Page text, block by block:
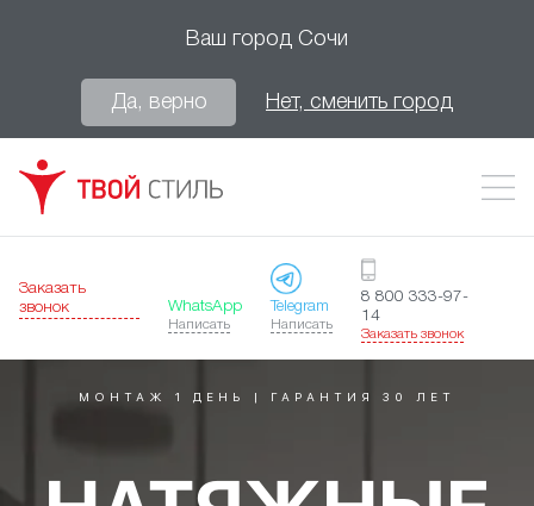
Ваш город Сочи
Да, верно Нет, сменить город
Заказать
звонок
WhatsApp
Написать
Telegram
Написать
8 800 333-97-
14
Заказать звонок
МОНТАЖ 1 ДЕНЬ | ГАРАНТИЯ 30 ЛЕТ